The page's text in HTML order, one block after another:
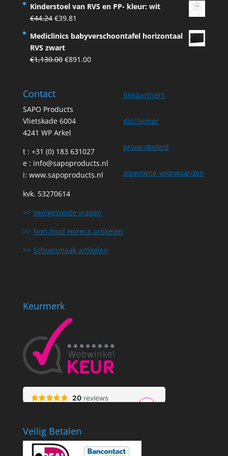
was:
€75.00.
is:
Kinderstoel van RVS en PP- kleur: wit
€44.24 Original
was:
€44.24.
€39.81
is:
Mediclinics babyverschoontafel horizontaal
RVS zwart
€1,130.00 Original
€891.00Current
Contact
SAPO Products
Vlietskade 6004
4241 WP Arkel
t : +31 (0) 183 631027
e : info@sapoproducts.nl
i: www.sapoproducts.nl
kvk. 53270614
>> Veelgestelde vragen
>> Non-food Horeca artikelen
>> Schoonmaak artikelen
linkpartners
disclaimer
privacybeleid
algemene-voorwaarden
Keurmerk
Veilig Betalen